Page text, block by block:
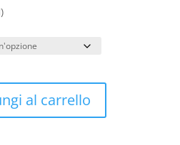
al carrello